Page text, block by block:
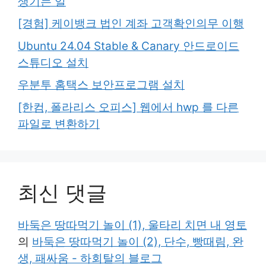
[경험] 케이뱅크 법인 계좌 고객확인의무 이행
Ubuntu 24.04 Stable & Canary 안드로이드
스튜디오 설치
우분투 홈택스 보안프로그램 설치
[한컴, 폴라리스 오피스] 웹에서 hwp 를 다른
파일로 변환하기
최신 댓글
바둑은 땅따먹기 놀이 (1), 울타리 치면 내 영토
의 바둑은 땅따먹기 놀이 (2), 단수, 빵때림, 완
생, 패싸움 - 하회탈의 블로그